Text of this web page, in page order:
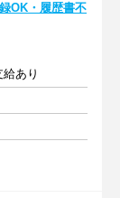
OK・履歴書不
あり